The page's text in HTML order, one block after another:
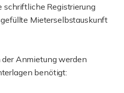
schriftliche Registrierung
Mieterselbstauskunft
Anmietung werden
benötigt: